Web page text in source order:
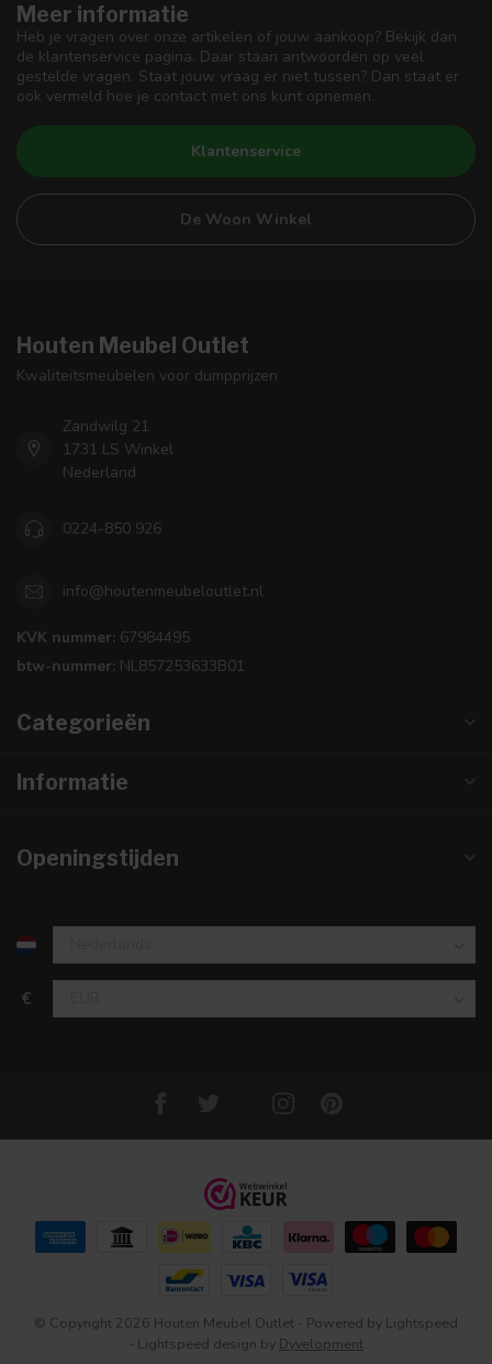
Meer informatie
Heb je vragen over onze artikelen of jouw aankoop? Bekijk dan
de klantenservice pagina. Daar staan antwoorden op veel
gestelde vragen. Staat jouw vraag er niet tussen? Dan staat er
ook vermeld hoe je contact met ons kunt opnemen.
Klantenservice
De Woon Winkel
Houten Meubel Outlet
Kwaliteitsmeubelen voor dumpprijzen
Zandwilg 21
1731 LS Winkel
Nederland
0224-850 926
info@houtenmeubeloutlet.nl
KVK nummer: 67984495
btw-nummer: NL857253633B01
Categorieën
Informatie
Openingstijden
€
© Copyright 2026 Houten Meubel Outlet - Powered by Lightspeed
- Lightspeed design by Dyvelopment